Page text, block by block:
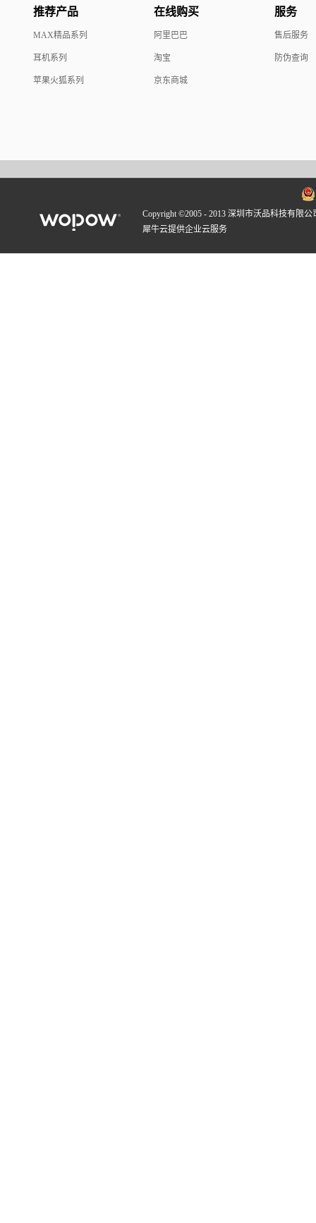
推荐产品
MAX精品系列
耳机系列
苹果火狐系列
在线购买
阿里巴巴
淘宝
京东商城
服务
售后服务
防伪查询
Copyright ©2005 - 2013 深圳市沃品科技有限公
犀牛云提供企业云服务